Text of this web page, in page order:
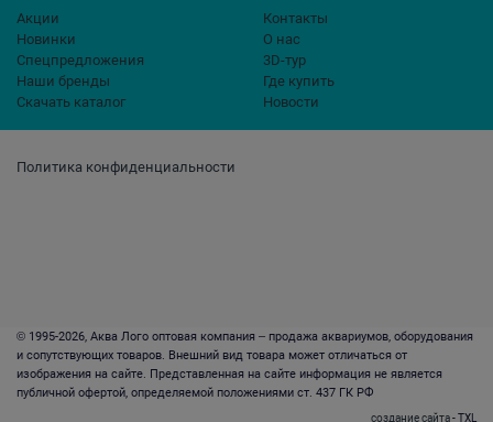
Политика конфиденциальности
Акции
Новинки
Спецпредложения
Наши бренды
Скачать каталог
Контакты
О нас
3D-тур
Где купить
Новости
© 1995-2026, Аква Лого оптовая компания – продажа аквариумов, оборудования
и сопутствующих товаров. Внешний вид товара может отличаться от
изображения на сайте. Представленная на сайте информация не является
публичной офертой, определяемой положениями ст. 437 ГК РФ
создание сайта- TXL